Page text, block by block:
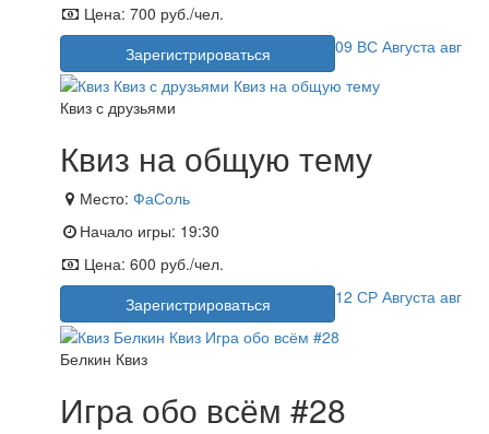
Цена: 700 руб./чел.
Зарегистрироваться
09 ВС Августа авг
Квиз с друзьями
Квиз на общую тему
Место: ФаСоль
Начало игры: 19:30
Цена: 600 руб./чел.
Зарегистрироваться
12 СР Августа авг
Белкин Квиз
Игра обо всём #28